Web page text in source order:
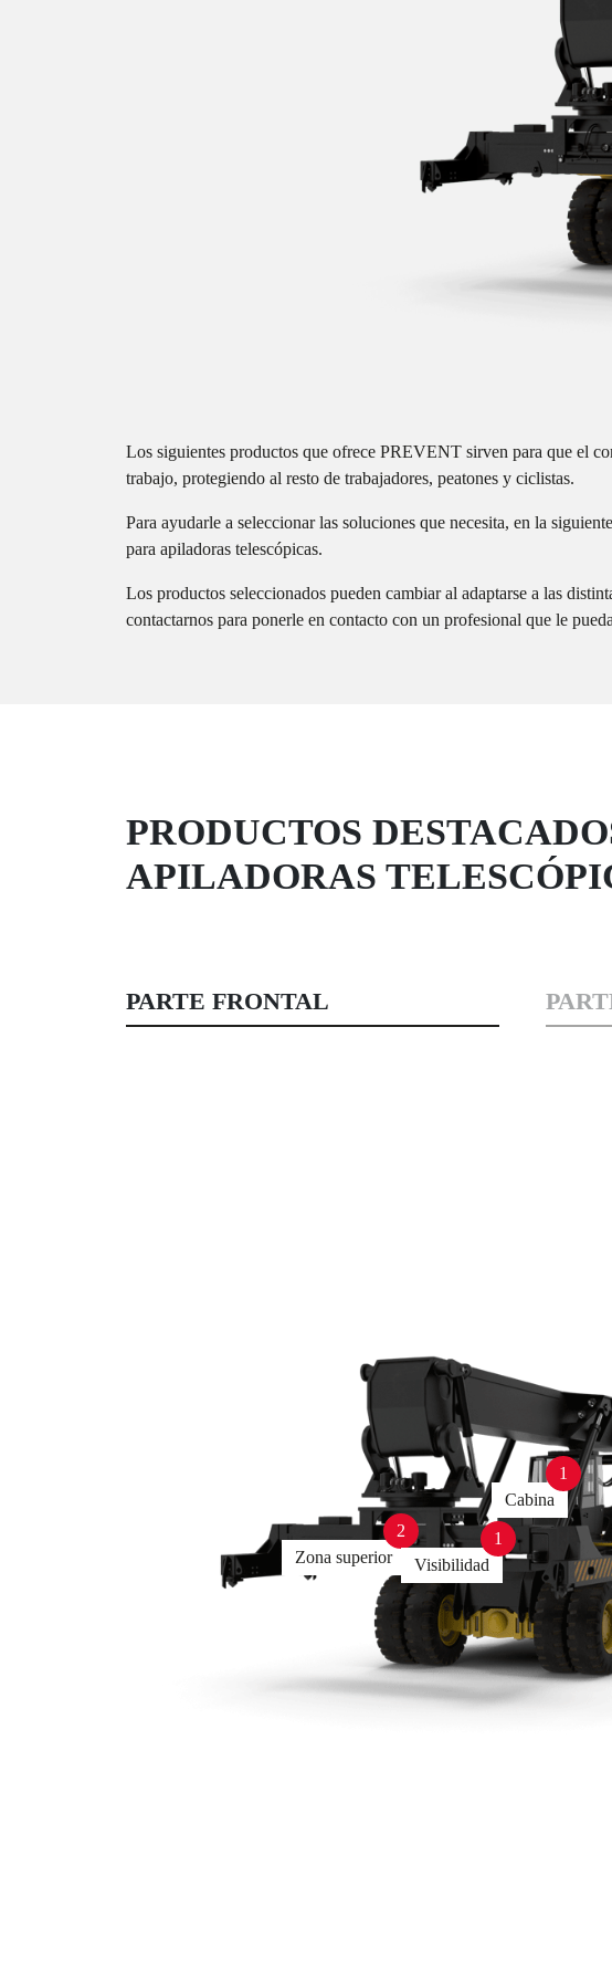
Los siguientes productos que ofrece PREVENT sirven para que el
trabajo, protegiendo al resto de trabajadores, peatones y ciclistas.
Para ayudarle a seleccionar las soluciones que necesita, en la
para apiladoras telescópicas.
Los productos seleccionados pueden cambiar al adaptarse a las
contactarnos para ponerle en contacto con un profesional que le
PRODUCTOS
APILADORAS
PARTE FRONTAL
1
Cabina
2
Zona superior
1
Visibilidad